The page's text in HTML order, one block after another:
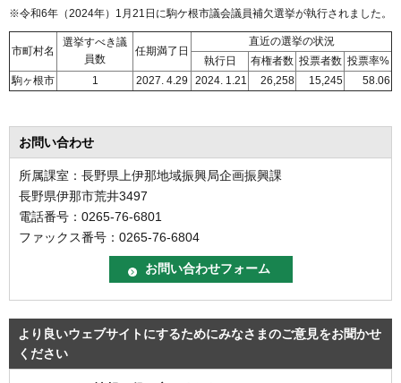
※令和6年（2024年）1月21日に駒ケ根市議会議員補欠選挙が執行されました。
市町村名
選挙すべき議
員数
任期満了日
直近の選挙の状況
執行日
有権者数 投票者数 投票率%
駒ヶ根市
1 2027. 4.29 2024. 1.21 26,258 15,245 58.06
お問い合わせ
所属課室：長野県上伊那地域振興局企画振興課
長野県伊那市荒井3497
電話番号：0265-76-6801
ファックス番号：0265-76-6804
より良いウェブサイトにするためにみなさまのご意見をお聞かせ
ください